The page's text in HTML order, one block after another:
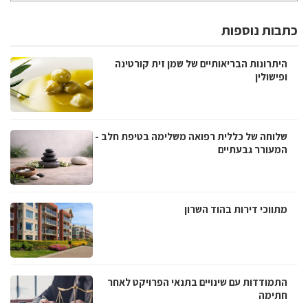
כתבות נוספות
היתרונות הבריאותיים של שמן זית קורטינה
ופישולין
שלוחה של כללית רפואה משלימה בטיפת חלב -
המעורר גבעתיים
מתווכי דירות בהוד השרון
התמודדות עם שינויים בתנאי הפרויקט לאחר
חתימה